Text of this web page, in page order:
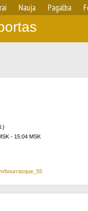
Nauja Pagalba
- 15:04 MSK
bourrasque_55